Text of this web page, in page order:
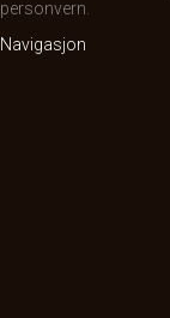
personvern.
Navigasjon